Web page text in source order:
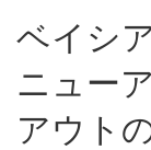
ベイシ
ニュー
アウト